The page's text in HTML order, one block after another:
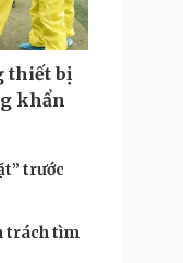
sự
bé
thiết bị
khẩn
trước
trách tìm